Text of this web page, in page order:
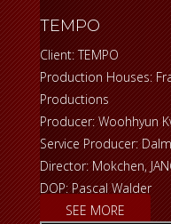
TEMPO
Client: TEMPO
Production Houses:
Productions
Producer: Woohhyun
Service Producer:
Director: Mokchen,
DOP: Pascal Walder
SEE MORE